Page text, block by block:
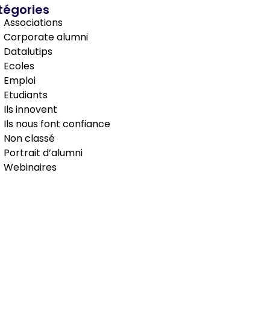
Associations
Corporate alumni
Datalutips
Ecoles
Emploi
Etudiants
Ils innovent
Ils nous font confiance
Non classé
Portrait d’alumni
Webinaires